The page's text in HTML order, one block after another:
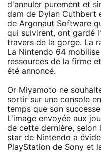
d'annuler purement et
dam de Dylan Cuthbert
de Argonaut Software
qui suivirent, ont gardé
travers de la gorge. La
La Nintendo 64
ressources de la firme et
été annoncé.
Or Miyamoto ne
sortir sur une console
temps que son
L'image envoyée aux
de cette dernière, selon
star de Nintendo a
PlayStation de Sony et